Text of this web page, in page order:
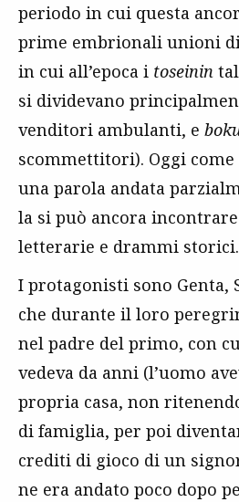
periodo in cui questa
prime embrionali unioni
in cui all’epoca i toseinin
si dividevano
venditori ambulanti, e
scommettitori). Oggi come
una parola andata
la si può ancora
letterarie e drammi storici.
I protagonisti sono Genta,
che durante il loro
nel padre del primo, con
vedeva da anni (l’uomo
propria casa, non
di famiglia, per poi
crediti di gioco di un
ne era andato poco dopo